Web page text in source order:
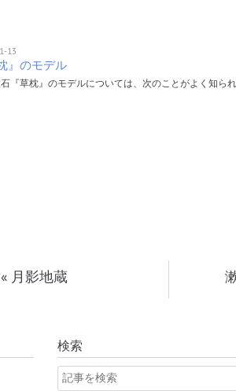
13
』のモデル
『草枕』のモデルについては、次のことがよく知られ
« 月影地蔵
検索